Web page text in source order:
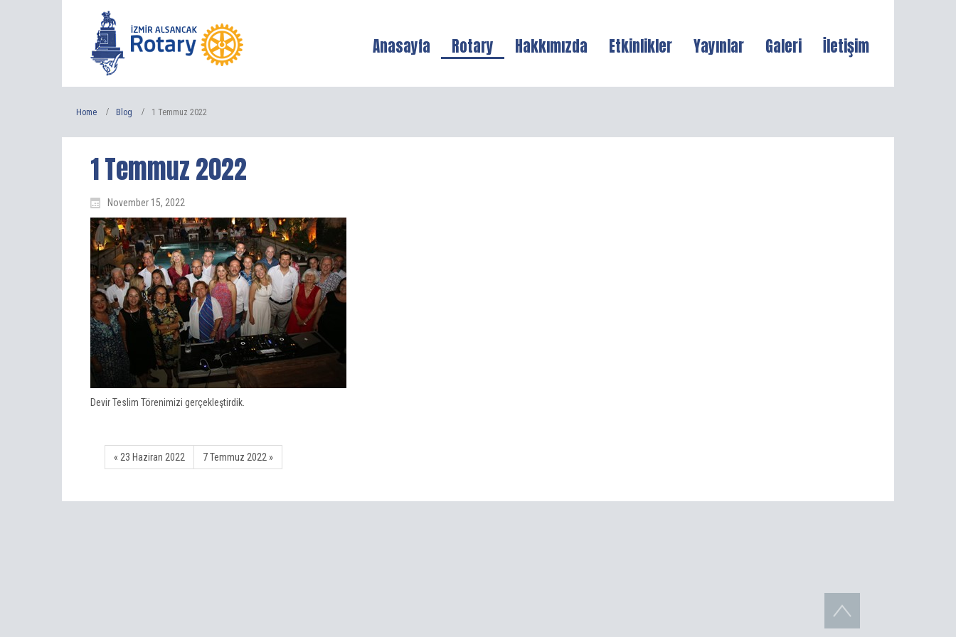
Anasayfa Rotary Hakkımızda Etkinlikler Yayınlar Galeri İletişim
Home Blog 1 Temmuz 2022
1 Temmuz 2022
November 15, 2022
Devir Teslim Törenimizi gerçekleştirdik.
« 23 Haziran 2022 7 Temmuz 2022 »